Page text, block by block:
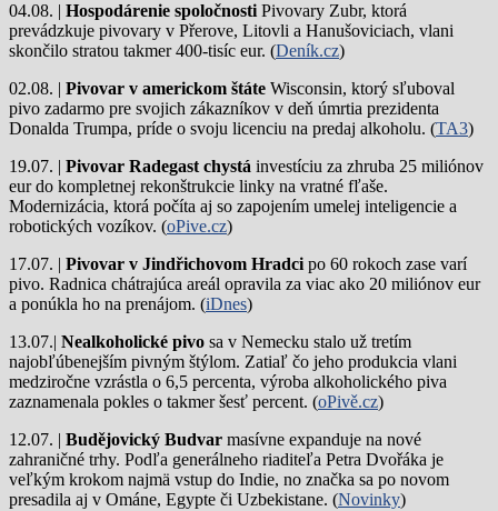
04.08. | Hospodárenie spoločnostiPivovary Zubr, ktorá
prevádzkuje pivovary v Přerove, Litovli a Hanušoviciach, vlani
skončilo stratou takmer 400-tisíc eur. (Deník.cz)
02.08. | Pivovar v americkom štáte Wisconsin, ktorý sľuboval
pivo zadarmo pre svojich zákazníkov v deň úmrtia prezidenta
Donalda Trumpa, príde o svoju licenciu na predaj alkoholu. (TA3)
19.07. | Pivovar Radegast chystá investíciu za zhruba 25 miliónov
eur do kompletnej rekonštrukcie linky na vratné fľaše.
Modernizácia, ktorá počíta aj so zapojením umelej inteligencie a
robotických vozíkov. (oPive.cz)
17.07. | Pivovar v Jindřichovom Hradcipo 60 rokoch zase varí
pivo. Radnica chátrajúca areál opravila za viac ako 20 miliónov eur
a ponúkla ho na prenájom. (iDnes)
13.07.| Nealkoholické pivo sa v Nemecku stalo už tretím
najobľúbenejším pivným štýlom. Zatiaľ čo jeho produkcia vlani
medziročne vzrástla o 6,5 percenta, výroba alkoholického piva
zaznamenala pokles o takmer šesť percent. (oPivě.cz)
12.07. | Budějovický Budvar masívne expanduje na nové
zahraničné trhy. Podľa generálneho riaditeľa Petra Dvořáka je
veľkým krokom najmä vstup do Indie, no značka sa po novom
presadila aj v Ománe, Egypte či Uzbekistane. (Novinky)